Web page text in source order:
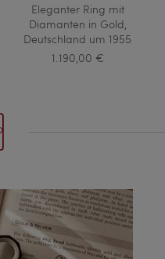
Eleganter Ring mit
Diamanten in Gold,
Deutschland um 1955
1.190,00 €